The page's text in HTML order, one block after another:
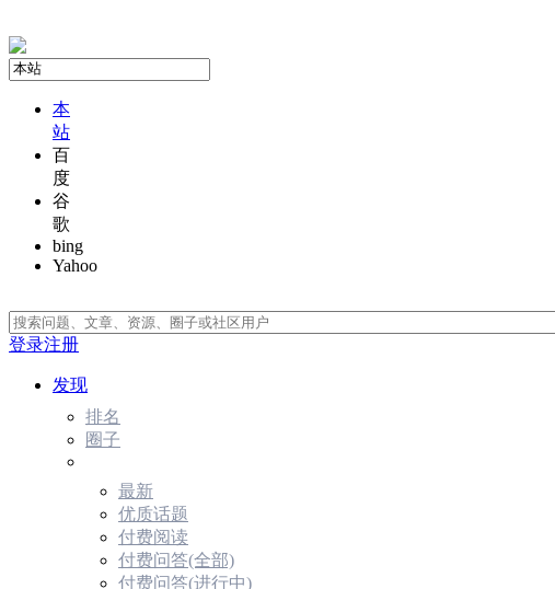
本
站
百
度
谷
歌
bing
Yahoo
登录注册
发现
排名
圈子
最新
优质话题
付费阅读
付费问答(全部)
付费问答(进行中)